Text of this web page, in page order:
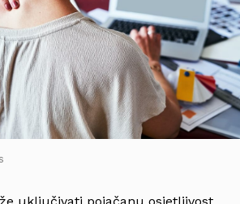
uključivati pojačanu osjetljivost